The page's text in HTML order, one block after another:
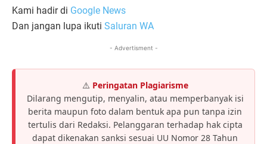
Kami hadir di Google News
Dan jangan lupa ikuti Saluran WA
- Advertisment -
⚠️ Peringatan Plagiarisme
Dilarang mengutip, menyalin, atau memperbanyak isi
berita maupun foto dalam bentuk apa pun tanpa izin
tertulis dari Redaksi. Pelanggaran terhadap hak cipta
dapat dikenakan sanksi sesuai UU Nomor 28 Tahun